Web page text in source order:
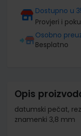
Dostupno u
Provjeri i
Osobno
Besplatno
Opis
datumski pečat,
znamenki 3,8 mm